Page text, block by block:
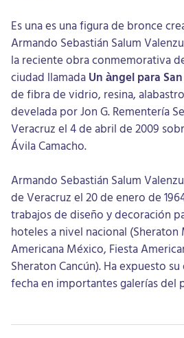
Es una es una figura de bronce
Armando Sebastián Salum
la reciente obra conmemorativa
ciudad llamada Un àngel para
de fibra de vidrio, resina,
develada por Jon G. Rementería
Veracruz el 4 de abril de 2009
Ávila Camacho.
Armando Sebastián Salum
de Veracruz el 20 de enero de
trabajos de diseño y decoración
hoteles a nivel nacional (Sheraton
Americana México, Fiesta
Sheraton Cancún). Ha expuesto
fecha en importantes galerías del